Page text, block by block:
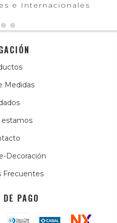
e Internacionales
Medidas
estamos
Decoración
Frecuentes
PAGO